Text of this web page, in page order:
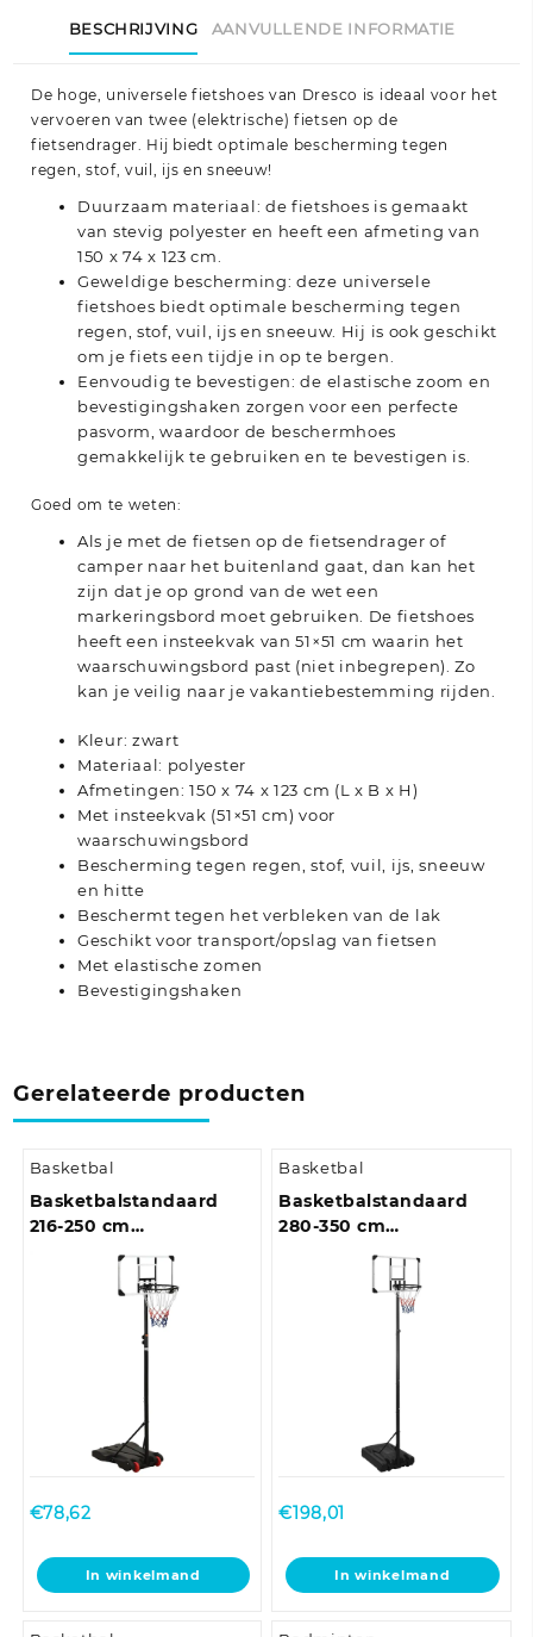
BESCHRIJVING AANVULLENDE INFORMATIE
De hoge, universele fietshoes van Dresco is ideaal voor het
vervoeren van twee (elektrische) fietsen op de
fietsendrager. Hij biedt optimale bescherming tegen
regen, stof, vuil, ijs en sneeuw!
Duurzaam materiaal: de fietshoes is gemaakt
van stevig polyester en heeft een afmeting van
150 x 74 x 123 cm.
Geweldige bescherming: deze universele
fietshoes biedt optimale bescherming tegen
regen, stof, vuil, ijs en sneeuw. Hij is ook geschikt
om je fiets een tijdje in op te bergen.
Eenvoudig te bevestigen: de elastische zoom en
bevestigingshaken zorgen voor een perfecte
pasvorm, waardoor de beschermhoes
gemakkelijk te gebruiken en te bevestigen is.
Goed om te weten:
Als je met de fietsen op de fietsendrager of
camper naar het buitenland gaat, dan kan het
zijn dat je op grond van de wet een
markeringsbord moet gebruiken. De fietshoes
heeft een insteekvak van 51×51 cm waarin het
waarschuwingsbord past (niet inbegrepen). Zo
kan je veilig naar je vakantiebestemming rijden.
Kleur: zwart
Materiaal: polyester
Afmetingen: 150 x 74 x 123 cm (L x B x H)
Met insteekvak (51×51 cm) voor
waarschuwingsbord
Bescherming tegen regen, stof, vuil, ijs, sneeuw
en hitte
Beschermt tegen het verbleken van de lak
Geschikt voor transport/opslag van fietsen
Met elastische zomen
Bevestigingshaken
Gerelateerde producten
Basketbal
Basketbalstandaard
216-250 cm
polycarbonaat
transparant
€78,62
In winkelmand
Basketbal
Basketbalstandaard
280-350 cm
polycarbonaat
€198,01
In winkelmand